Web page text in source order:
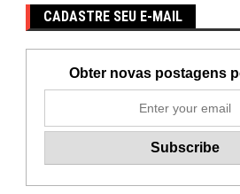
CADASTRE SEU E-MAIL
Obter novas postagens